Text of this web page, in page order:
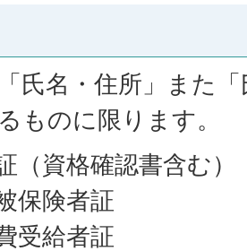
氏名・住所」また「
ものに限ります。
（資格確認書含む）
保険者証
受給者証